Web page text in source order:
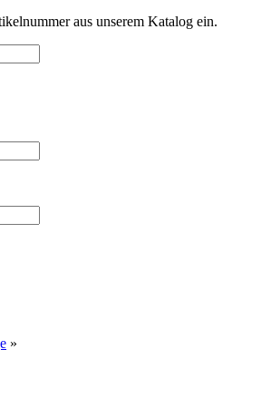
aus unserem Katalog ein.
»